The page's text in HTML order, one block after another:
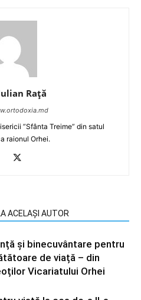
Raţă
”Sfânta Treime” din satul
raionul Orhei.
ACELAȘI AUTOR
și binecuvântare pentru
de viață – din
Vicariatului Orhei